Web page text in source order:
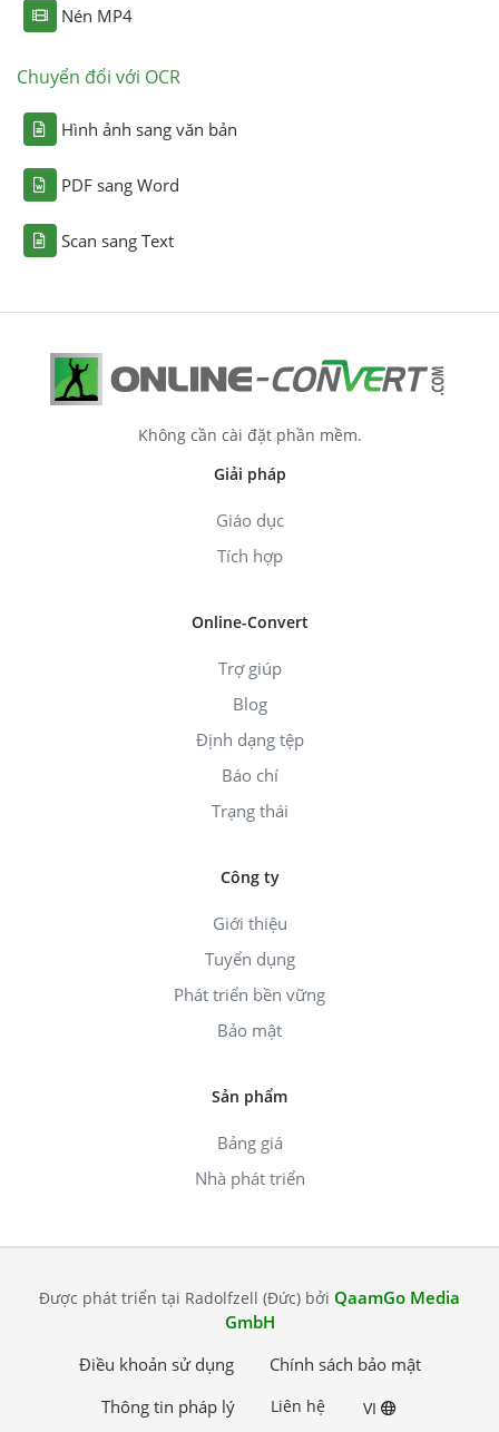
Nén MP4
Chuyển đổi với OCR
Hình ảnh sang văn bản
PDF sang Word
Scan sang Text
Không cần cài đặt phần mềm.
Giải pháp
Giáo dục
Tích hợp
Online-Convert
Trợ giúp
Blog
Định dạng tệp
Báo chí
Trạng thái
Công ty
Giới thiệu
Tuyển dụng
Phát triển bền vững
Bảo mật
Sản phẩm
Bảng giá
Nhà phát triển
Được phát triển tại Radolfzell (Đức) bởi QaamGo Media
GmbH
Điều khoản sử dụng
Chính sách bảo mật
Thông tin pháp lý
Liên hệ VI